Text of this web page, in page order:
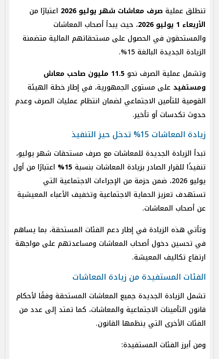
تنطلق عملية صرف معاشات شهر يوليو 2026
اعتبارًا من
الأربعاء 1 يوليو 2026
، حيث يبدأ أصحاب المعاشات
والمستحقون في الحصول على مستحقاتهم المالية متضمنة
الزيادة الجديدة البالغة 15%.
وتشمل عملية الصرف نحو
11.5 مليون صاحب معاش
ومستفيد على مستوى الجمهورية، في إطار خطة الهيئة
القومية للتأمين الاجتماعي لضمان انتظام عمليات الصرف وعدم
حدوث تكدسات أو تأخير.
زيادة المعاشات 15% تدخل حيز التنفيذ
تبدأ الزيادة الجديدة للمعاشات مع صرف مستحقات شهر يوليو،
تنفيذًا للقرار الصادر بزيادة المعاشات بنسبة 15%
اعتبارًا من أول
يوليو 2026، ضمن حزمة من الإجراءات الاجتماعية التي
تستهدف تعزيز الحماية الاجتماعية وتخفيف الأعباء المعيشية
عن أصحاب المعاشات.
وتأتي هذه الزيادة في إطار دعم الفئات المستحقة، بما يساهم
في تحسين دخول أصحاب المعاشات ومساعدتهم على مواجهة
ارتفاع تكاليف المعيشة.
الفئات المستفيدة من زيادة المعاشات
تشمل الزيادة الجديدة جميع المعاشات المستحقة وفقًا لأحكام
قانون التأمينات الاجتماعية والمعاشات، كما تمتد إلى عدد من
الفئات الأخرى التي ينظمها القانون.
ومن أبرز الفئات المستفيدة: